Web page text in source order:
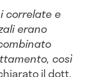
correlate e
erano
così
il dott.